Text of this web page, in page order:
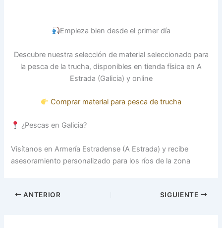
Empieza bien desde el primer día
Descubre nuestra selección de material seleccionado para
la pesca de la trucha, disponibles en tienda física en A
Estrada (Galicia) y online
Comprar material para pesca de trucha
¿Pescas en Galicia?
Visítanos en Armería Estradense (A Estrada) y recibe
asesoramiento personalizado para los ríos de la zona
ANTERIOR SIGUIENTE